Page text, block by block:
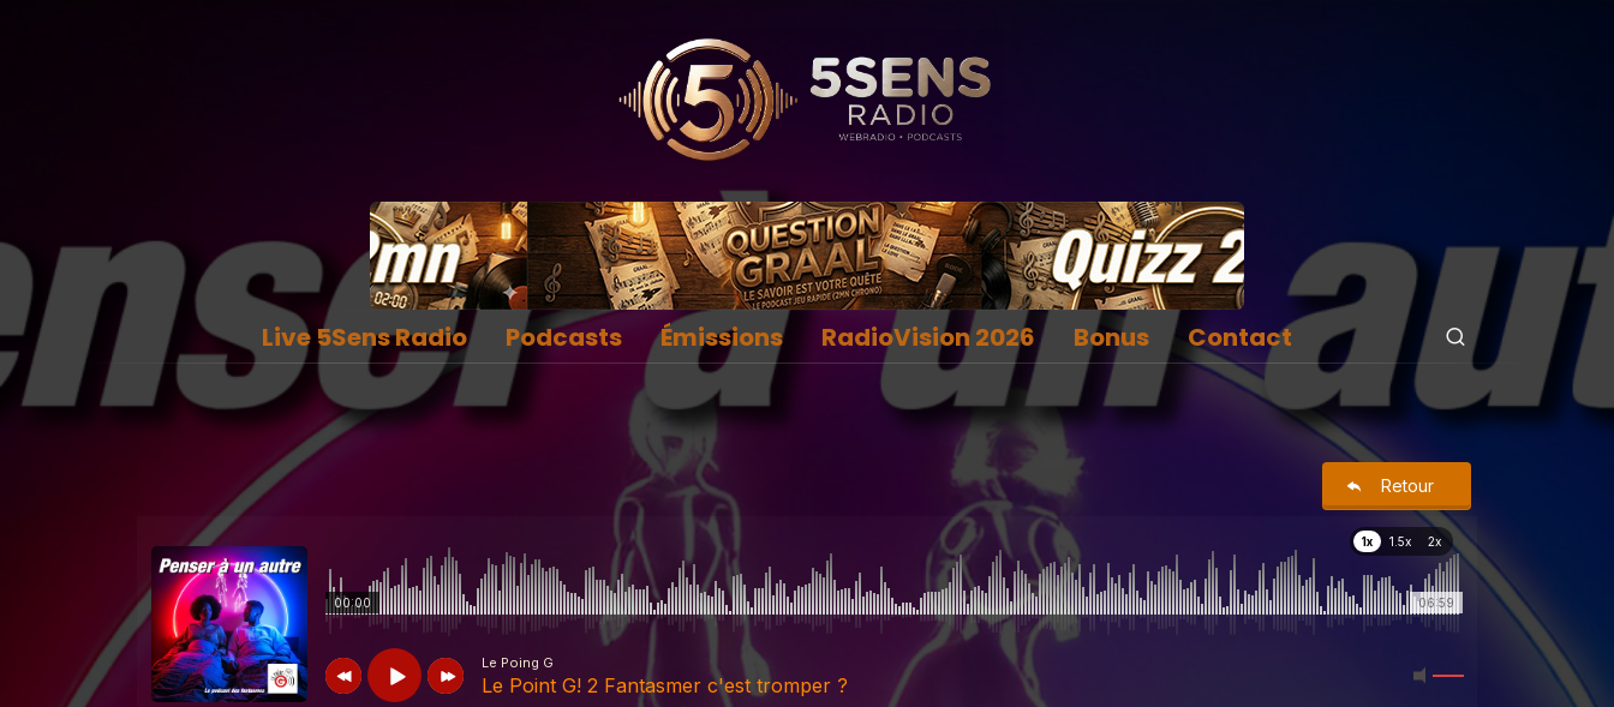
Live 5Sens Radio Podcasts Émissions RadioVision 2026 Bonus Contact
Retour
06:59
00:00
Le Poing G
Le Point G! 2 Fantasmer c'est tromper ?
1x 1.5x 2x